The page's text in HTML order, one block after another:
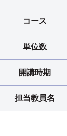
コース
単位数
開講時期
担当教員名